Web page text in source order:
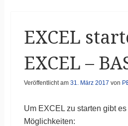
EXCEL
EXCEL –
Veröffentlicht am 31. März 2017 von
Um EXCEL zu starten gibt
Möglichkeiten: